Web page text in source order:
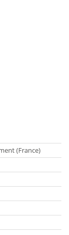
(France)